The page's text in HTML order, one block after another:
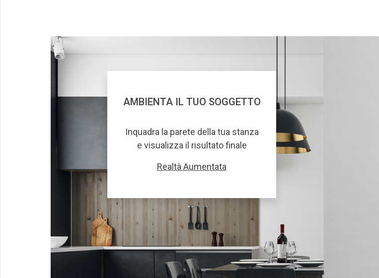
AMBIENTA IL TUO SOGGETTO
Inquadra la parete della tua stanza
e visualizza il risultato finale
Realtà Aumentata